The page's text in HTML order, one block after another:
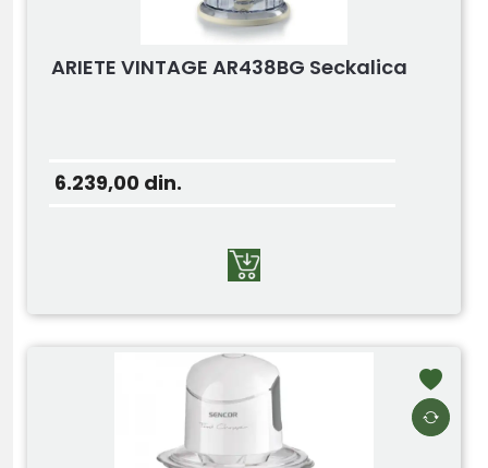
ARIETE VINTAGE AR438BG Seckalica
6.239,00 din.